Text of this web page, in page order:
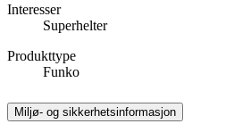
Interesser
Superhelter
Produkttype
Funko
Miljø- og sikkerhetsinformasjon